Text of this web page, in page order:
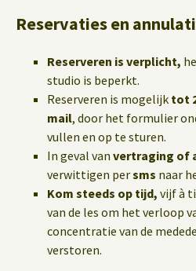
Reservaties en
Reserveren is verplicht,
studio is beperkt.
Reserveren is mogelijk tot
mail, door het formulier
vullen en op te sturen.
In geval van vertraging of
verwittigen persms naar
Kom steeds op tijd, vijf à
van de les om het verloop
concentratie van de
verstoren.